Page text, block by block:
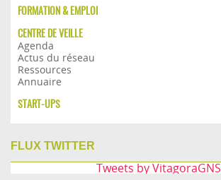
FORMATION & EMPLOI
CENTRE DE VEILLE
Agenda
Actus du réseau
Ressources
Annuaire
START-UPS
FLUX TWITTER
Tweets by VitagoraGNS